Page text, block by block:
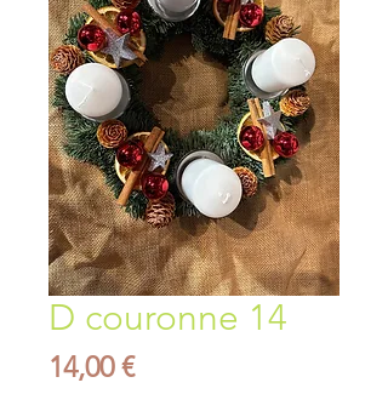
D couronne 14
14,00 €Prix